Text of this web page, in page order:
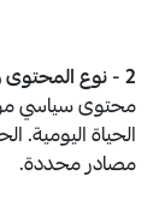
2 - نوع المحتوى وتكراره
محتوى سياسي
الحياة اليومية.
مصادر محددة.